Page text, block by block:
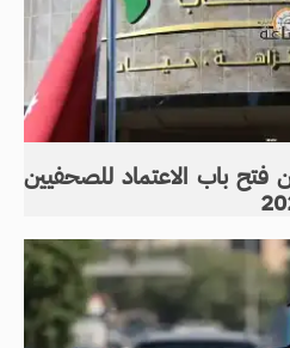
فتح باب الاعتماد للصحفيين